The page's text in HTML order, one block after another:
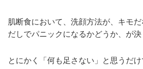
肌断食において、洗顔方法が、キモ
だしでパニックになるかどうか、が決
とにかく「何も足さない」と思うだ